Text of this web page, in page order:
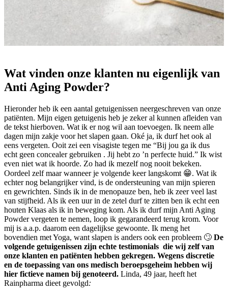
Wat vinden onze klanten nu eigenlijk van
Anti Aging Powder?
Hieronder heb ik een aantal getuigenissen neergeschreven van onze
patiënten. Mijn eigen getuigenis heb je zeker al kunnen afleiden van
de tekst hierboven. Wat ik er nog wil aan toevoegen. Ik neem alle
dagen mijn zakje voor het slapen gaan. Oké ja, ik durf het ook al
eens vergeten. Ooit zei een visagiste tegen me “Bij jou ga ik dus
echt geen concealer gebruiken . Jij hebt zo ’n perfecte huid.” Ik wist
even niet wat ik hoorde. Zo had ik mezelf nog nooit bekeken.
Oordeel zelf maar wanneer je volgende keer langskomt 😁. Wat ik
echter nog belangrijker vind, is de ondersteuning van mijn spieren
en gewrichten. Sinds ik in de menopauze ben, heb ik zeer veel last
van stijfheid. Als ik een uur in de zetel durf te zitten ben ik echt een
houten Klaas als ik in beweging kom. Als ik durf mijn Anti Aging
Powder vergeten te nemen, loop ik gegarandeerd terug krom. Voor
mij is a.a.p. daarom een dagelijkse gewoonte. Ik meng het
bovendien met Yoga, want slapen is anders ook een probleem 🙄 De
volgende getuigenissen zijn echte testimonials die wij zelf van
onze klanten en patiënten hebben gekregen. Wegens discretie
en de toepassing van ons medisch beroepsgeheim hebben wij
hier fictieve namen bij genoteerd. Linda, 49 jaar, heeft het
Rainpharma dieet gevolgd: